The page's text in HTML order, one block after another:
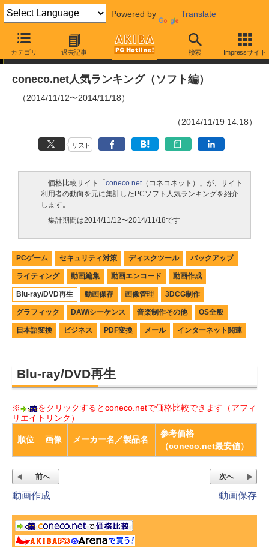
Powered by Translate
カテゴリ 過去記事 検索 Impressサイト
ランキング
coneco.net人気ランキング（ソフト編）
（2014/11/12〜2014/11/18）
（2014/11/19 14:18）
リスト
価格比較サイト「 coneco.net（コネコネット）」が、サイト
利用者の動向を元に集計したPCソフト人気ランキングを紹介
します。
集計期間は2014/11/12〜2014/11/18です
PCゲーム セキュリティ対策 ディスクツール バックアップ
ライティング 動画編集 動画エンコード 動画作成
Blu-ray/DVD再生 動画保存 画像管理 3DCG制作
グラフィック DAW/シーケンス 音楽制作その他 OS全般
日本語変換 ビジネス PDF変換 メール インターネット関連
Blu-ray/DVD再生
※
をクリックするとconeco.netで価格比較できます（アフィ
リエイトリンク）
順位 画像 メーカー名／製品名
参考価格
（coneco.net最安値）
前へ
動画作成
次へ
動画保存